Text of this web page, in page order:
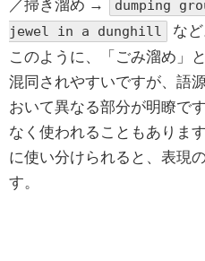
／掃き溜め → dumping
jewel in a dunghill
など
このように、「ごみ溜め」
混同されやすいですが、語
おいて異なる部分が明瞭で
なく使われることもありま
に使い分けられると、表現
す。